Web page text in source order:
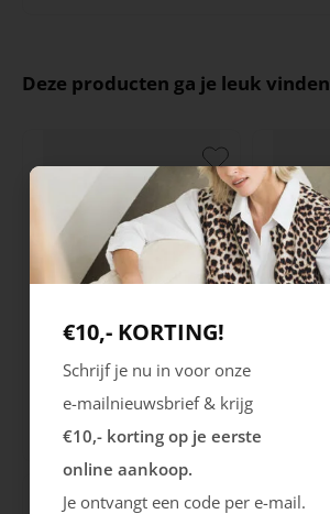
Deze producten ga je leuk vinden
Rieker
Cristallino
99.99
€10,- KORTING!
Schrijf je nu in voor onze
e-mailnieuwsbrief & krijg
€10,- korting op je eerste
online aankoop.
Je ontvangt een code per e-mail.